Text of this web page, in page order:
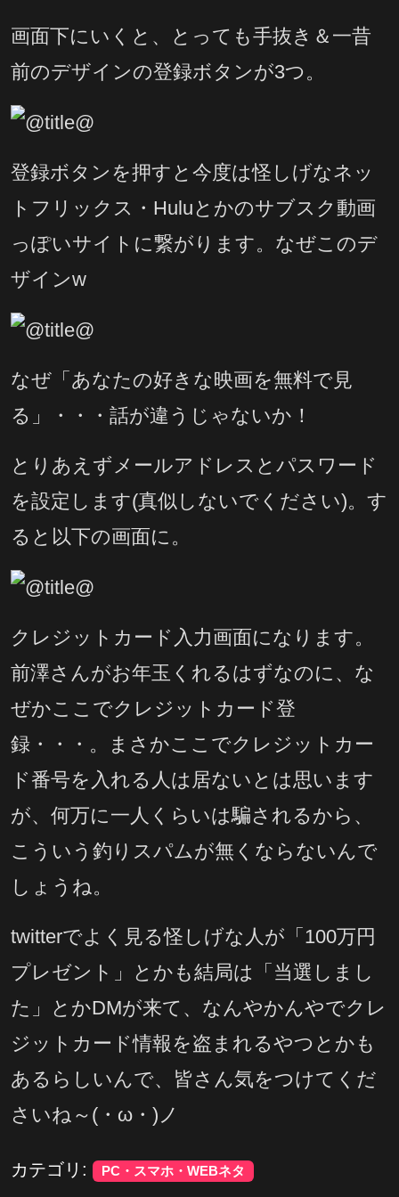
画面下にいくと、とっても手抜き＆一昔
前のデザインの登録ボタンが3つ。
登録ボタンを押すと今度は怪しげなネッ
トフリックス・Huluとかのサブスク動画
っぽいサイトに繋がります。なぜこのデ
ザインw
なぜ「あなたの好きな映画を無料で見
る」・・・話が違うじゃないか！
とりあえずメールアドレスとパスワード
を設定します(真似しないでください)。す
ると以下の画面に。
クレジットカード入力画面になります。
前澤さんがお年玉くれるはずなのに、な
ぜかここでクレジットカード登
録・・・。まさかここでクレジットカー
ド番号を入れる人は居ないとは思います
が、何万に一人くらいは騙されるから、
こういう釣りスパムが無くならないんで
しょうね。
twitterでよく見る怪しげな人が「100万円
プレゼント」とかも結局は「当選しまし
た」とかDMが来て、なんやかんやでクレ
ジットカード情報を盗まれるやつとかも
あるらしいんで、皆さん気をつけてくだ
さいね～(・ω・)ノ
カテゴリ: PC・スマホ・WEBネタ